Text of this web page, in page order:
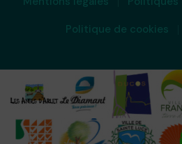
Politique de cookies